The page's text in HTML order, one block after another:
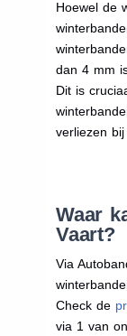
Hoewel de
dan 4 mm
Dit is
verliezen
Waar
Vaart?
Via
Check de
via 1 van